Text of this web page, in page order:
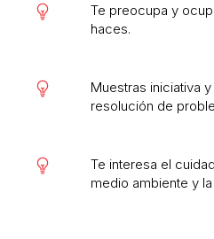
Te preocupa y
haces.
Muestras iniciativa
resolución de
Te interesa el
medio ambiente y